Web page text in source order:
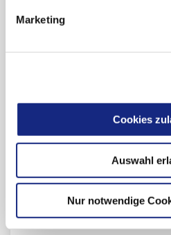
Marketing
Cookies
Auswahl
Nur notwendige
Informationen zu
(Talzenna®):
AkdÄ-Stellungnahme
Übersicht zum Wirkstoff
(Anwendungsgebiet,
AkdÄ)
Beitrag teilen: